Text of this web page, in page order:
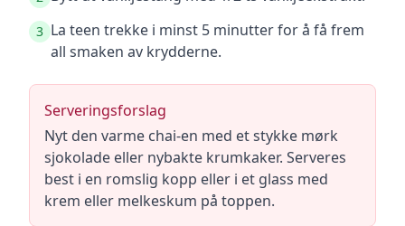
3 La teen trekke i minst 5 minutter for å få frem
all smaken av krydderne.
Serveringsforslag
Nyt den varme chai-en med et stykke mørk
sjokolade eller nybakte krumkaker. Serveres
best i en romslig kopp eller i et glass med
krem eller melkeskum på toppen.